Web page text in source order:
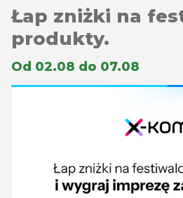
Łap zniżki na
produkty.
Od 02.08 do 07.08